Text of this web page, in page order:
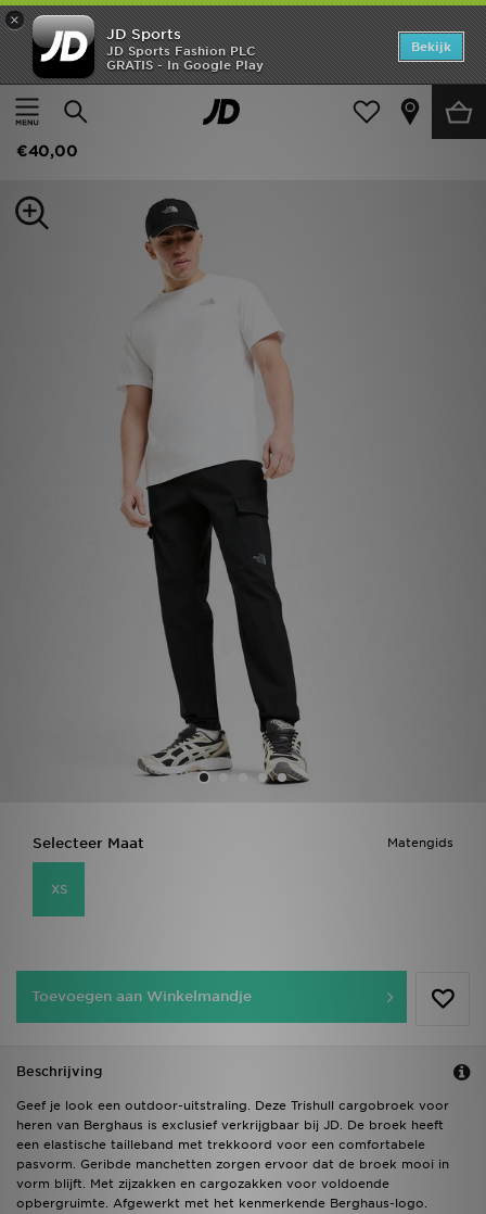
×
JD Sports
JD Sports Fashion PLC
GRATIS - In Google Play
Bekijk
Thuis
Heren Herenkleding Cargo Broek
The North Face Trishull Cargo Pants
€40,00
Matengids
Selecteer Maat
XS
Toevoegen aan Winkelmandje
Beschrijving
Geef je look een outdoor-uitstraling. Deze Trishull cargobroek voor
heren van Berghaus is exclusief verkrijgbaar bij JD. De broek heeft
een elastische tailleband met trekkoord voor een comfortabele
pasvorm. Geribde manchetten zorgen ervoor dat de broek mooi in
vorm blijft. Met zijzakken en cargozakken voor voldoende
opbergruimte. Afgewerkt met het kenmerkende Berghaus-logo.
Home
Offers
Dames
Bestelling traceren